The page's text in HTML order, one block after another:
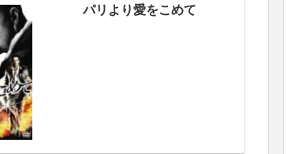
パリより愛をこめて